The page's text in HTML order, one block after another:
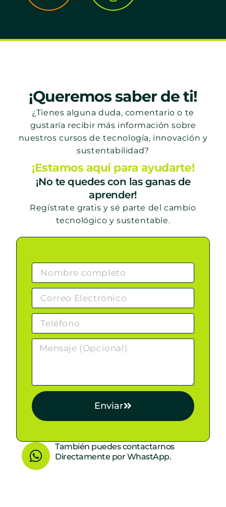
¡Queremos saber de ti!
¿Tienes alguna duda, comentario o te
gustaría recibir más información sobre
nuestros cursos de tecnología, innovación y
sustentabilidad?
¡Estamos aquí para ayudarte!
¡No te quedes con las ganas de
aprender!
Regístrate gratis y sé parte del cambio
tecnológico y sustentable.
Enviar
W
h
También puedes contactarnos
Directamente por WhastApp.